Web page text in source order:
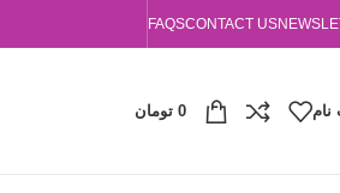
CONTACT US
FAQS
نام 0 تومان